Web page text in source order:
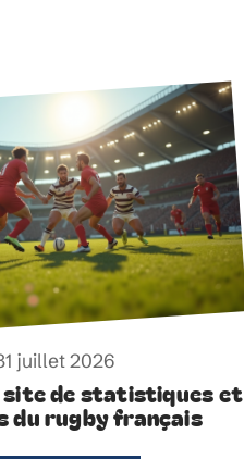
juillet 2026
site de statistiques et
du rugby français